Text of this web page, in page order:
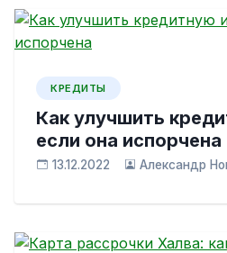
КРЕДИТЫ
Как улучшить
если она испорчена
13.12.2022 Александр